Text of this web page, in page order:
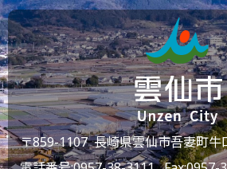
〒859-1107 長崎県雲仙市吾妻町